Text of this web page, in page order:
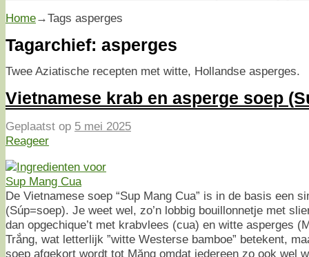
Home→Tags asperges
Tagarchief: asperges
Twee Aziatische recepten met witte, Hollandse asperges.
Vietnamese krab en asperge soep
Geplaatst op 5 mei 2025
Reageer
De Vietnamese soep “Sup Mang Cua” is in de basis een
(Súp=soep). Je weet wel, zo’n lobbig bouillonnetje met
dan opgechique’t met krabvlees (cua) en witte asperges
Trắng, wat letterlijk ”witte Westerse bamboe” betekent,
soep afgekort wordt tot Măng omdat iedereen zo ook wel